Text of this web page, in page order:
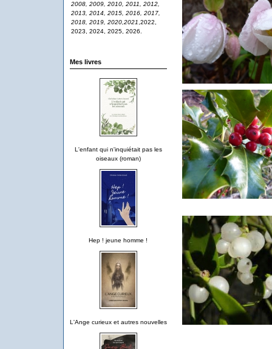
2008, 2009, 2010, 2011, 2012,
2013, 2014, 2015, 2016, 2017,
2018, 2019, 2020,2021 ,2022,
2023, 2024, 2025, 2026.
Mes livres
L'enfant qui n'inquiétait pas les
oiseaux (roman)
Hep ! jeune homme !
L'Ange curieux et autres nouvelles